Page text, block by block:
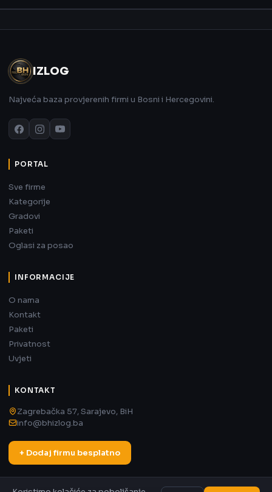
IZLOG
Najveća baza provjerenih firmi u Bosni i Hercegovini.
PORTAL
Sve firme
Kategorije
Gradovi
Paketi
Oglasi za posao
INFORMACIJE
O nama
Kontakt
Paketi
Privatnost
Uvjeti
KONTAKT
Zagrebačka 57, Sarajevo, BiH
info@bhizlog.ba
+ Dodaj firmu besplatno